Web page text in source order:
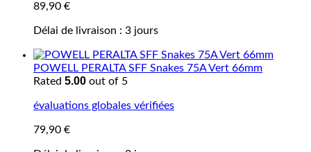
89,90 €
Délai de livraison : 3 jours
POWELL PERALTA SFF Snakes 75A Vert 66mm
Rated 5.00 out of 5
évaluations globales vérifiées
79,90 €